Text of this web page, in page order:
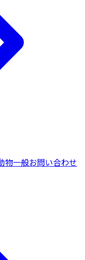
物一般お問い合わせ